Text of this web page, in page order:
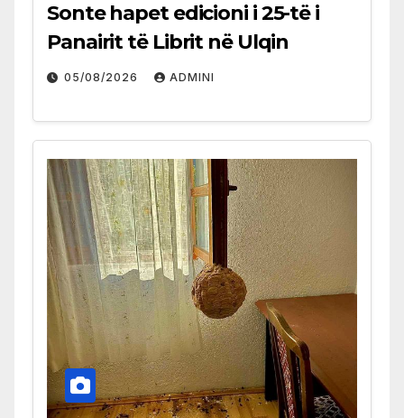
Sonte hapet edicioni i 25-të i
Panairit të Librit në Ulqin
05/08/2026 ADMINI